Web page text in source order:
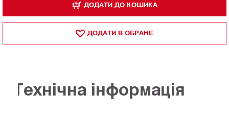
ДОДАТИ ДО КОШИКА
ДОДАТИ В ОБРАНЕ
Технічна інформація